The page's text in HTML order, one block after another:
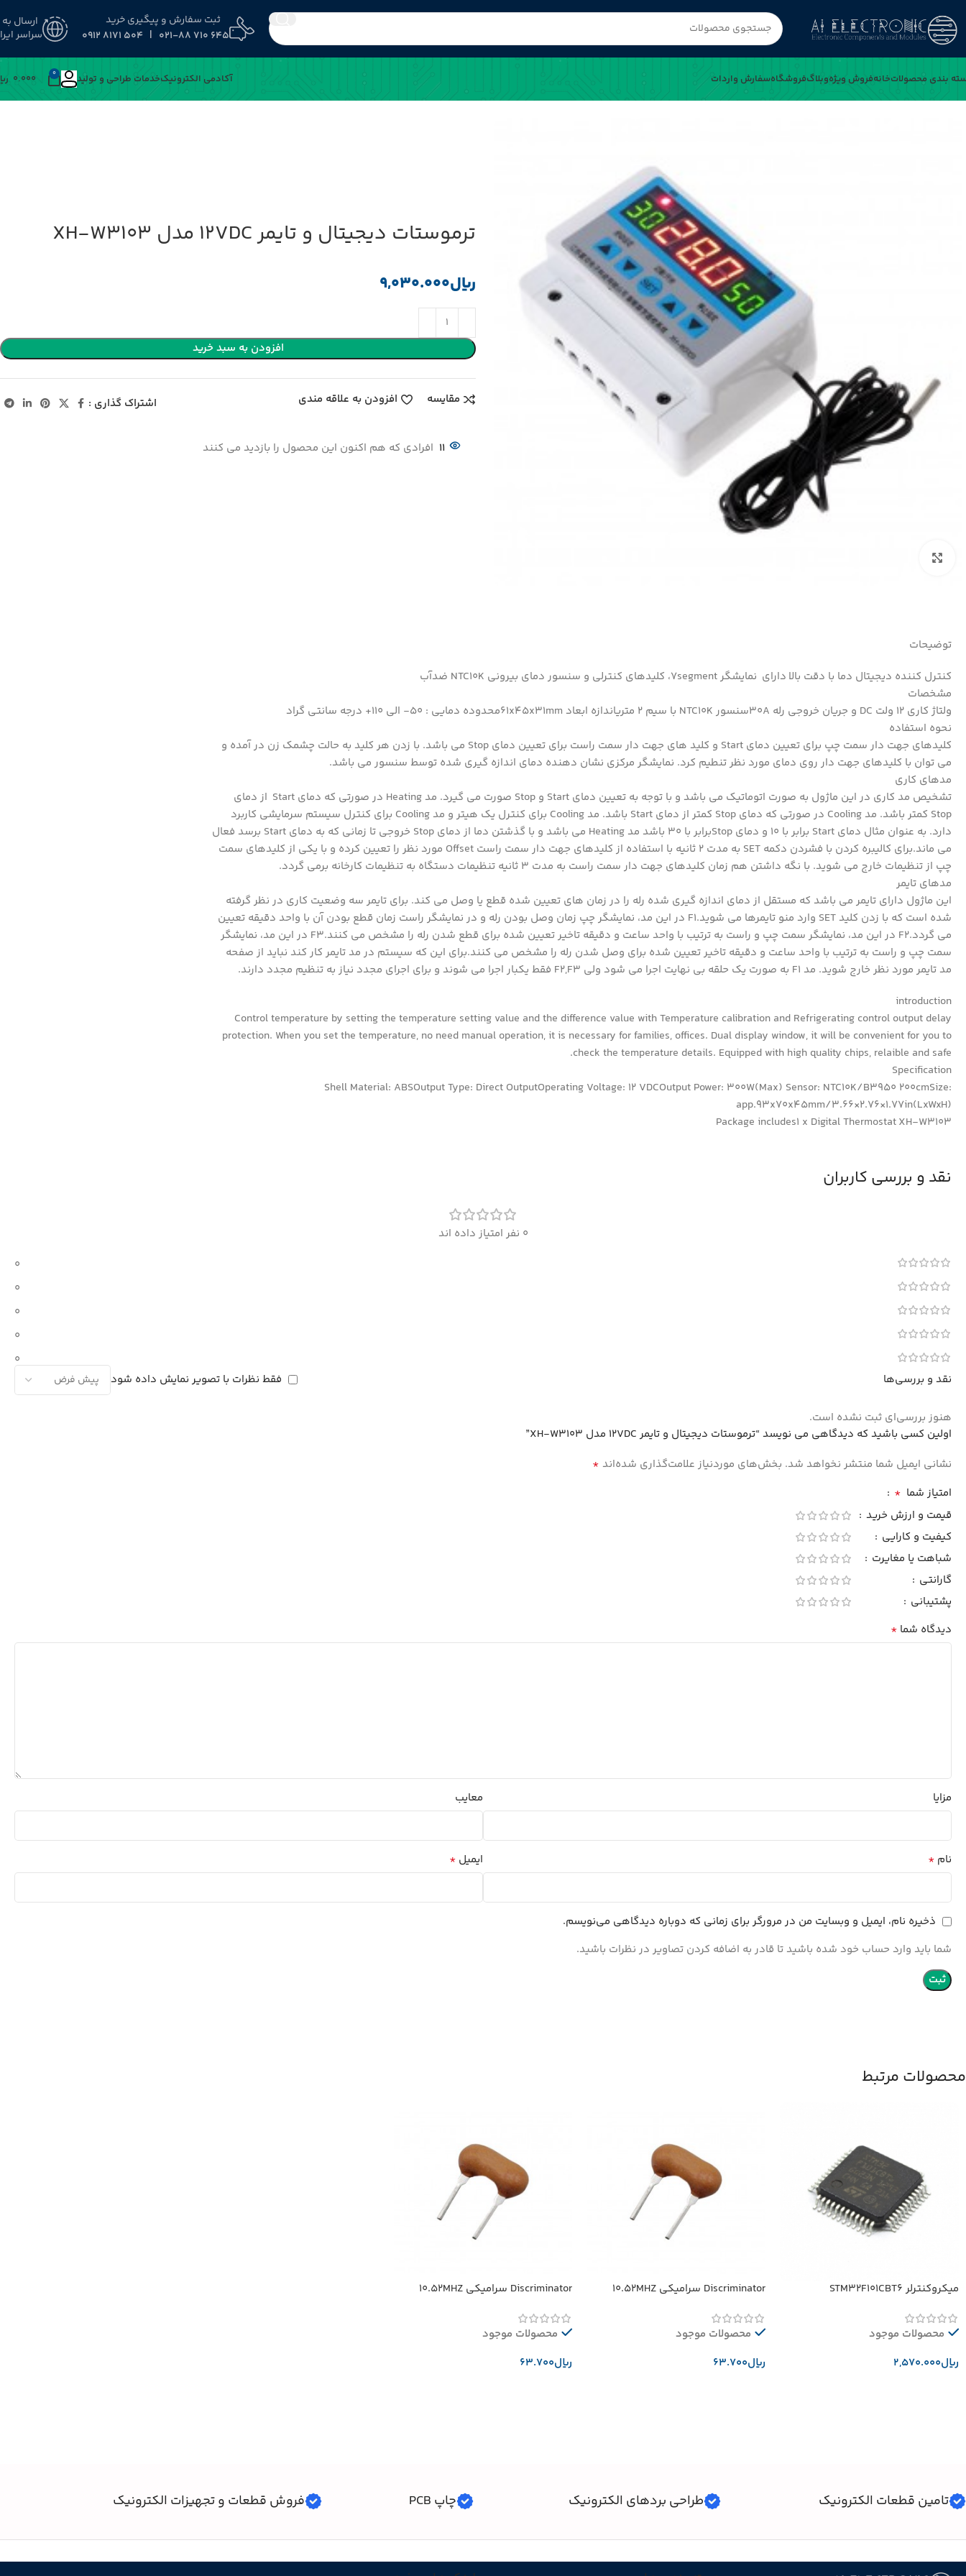
ثبت سفارش و پیگیری خرید
645 710 021-88 | 504 8171 0912
ارسال به
سراسر
بندی محصولاتخانهفروش ویژهوبلاگفروشگاهسفارش واردات آکادمی الکترونیکخدمات طراحی و تولید 0
0.000
ترموستات دیجیتال و تایمر 12VDC مدل XH-W3103
﷼
افزودن به سبد خرید
مقایسه افزودن به علاقه مندی اشتراک گذاری :
11 افرادی که هم اکنون این محصول را بازدید می کنند
توضیحات
کنترل کننده دیجیتال دما با دقت بالا دارای نمایشگر 7segment، کلیدهای کنترلی و سنسور دمای بیرونی NTC10K ضدآب
مشخصات
ولتاژ کاری 12 ولت DC و جریان خروجی رله 30Aسنسور NTC10K با سیم 2 متریاندازه ابعاد 61x45x31mmمحدوده دمایی : 50- الی 110+ درجه سانتی گراد
نحوه استفاده
کلیدهای جهت دار سمت چپ برای تعیین دمای Start و کلید های جهت دار سمت راست برای تعیین دمای Stop می باشد. با زدن هر کلید به حالت چشمک زن در آمده و
می توان با کلیدهای جهت دار روی دمای مورد نظر تنطیم کرد. نمایشگر مرکزی نشان دهنده دمای اندازه گیری شده توسط سنسور می باشد.
مدهای کاری
تشخیص مد کاری در این ماژول به صورت اتوماتیک می باشد و با توجه به تعیین دمای Start و Stop صورت می گیرد. مد Heating در صورتی که دمای Start از دمای
Stop کمتر باشد. مد Cooling در صورتی که دمای Stop کمتر از دمای Start باشد. مد Cooling برای کنترل یک هیتر و مد Cooling برای کنترل سیستم سرمایشی کاربرد
دارد. به عنوان مثال دمای Start برابر با 10 و دمای Stopبرابر با 30 باشد مد Heating می باشد و با گذشتن دما از دمای Stop خروجی تا زمانی که به دمای Start برسد فعال
می ماند.برای کالیبره کردن با فشردن دکمه SET به مدت 2 ثانیه با استفاده از کلیدهای جهت دار سمت راست Offset مورد نظر را تعیین کرده و با یکی از کلیدهای سمت
چپ از تنظیمات خارج می شوید. با نگه داشتن هم زمان کلیدهای جهت دار سمت راست به مدت 3 ثانیه تنظیمات دستگاه به تنظیمات کارخانه برمی گردد.
مدهای تایمر
این ماژول دارای تایمر می باشد که مستقل از دمای اندازه گیری شده رله را در زمان های تعیین شده قطع یا وصل می کند. برای تایمر سه وضعیت کاری در نظر گرفته
شده است که با زدن کلید SET وارد منو تایمرها می شوید.F1 در این مد، نمایشگر چپ زمان وصل بودن رله و در نمایشگر راست زمان قطع بودن آن با واحد دقیقه تعیین
می گردد.F2 در این مد، نمایشگر سمت چپ و راست به ترتیب با واحد ساعت و دقیقه تاخیر تعیین شده برای قطع شدن رله را مشخص می کنند.F3 در این مد، نمایشگر
سمت چپ و راست به ترتیب با واحد ساعت و دقیقه تاخیر تعیین شده برای وصل شدن رله را مشخص می کنند.برای این که سیستم در مد تایمر کار کند نباید از صفحه
مد تایمر مورد نظر خارج شوید. مد F1 به صورت یک حلقه بی نهایت اجرا می شود ولی F2,F3 فقط یکبار اجرا می شوند و برای اجرای مجدد نیاز به تنظیم مجدد دارند.
introduction
Control temperature by setting the temperature setting value and the difference value with Temperature calibration and Refrigerating control output delay
protection. When you set the temperature, no need manual operation, it is necessary for families, offices. Dual display window, it will be convenient for you to
check the temperature details. Equipped with high quality chips, relaible and safe.
Specification
Shell Material: ABSOutput Type: Direct OutputOperating Voltage: 12 VDCOutput Power: 300W(Max) Sensor: NTC10K/B3950 200cmSize:
app.93x70x45mm/3.66×2.76×1.77in(LxWxH)
Package includes1 x Digital Thermostat XH-W3103
نقد و بررسی کاربران
0 نفر امتیاز داده اند
0
0
0
0
0
نقد و بررسی‌ها
فقط نظرات با تصویر نمایش داده شود
هنوز بررسی‌ای ثبت نشده است.
اولین کسی باشید که دیدگاهی می نویسد “ترموستات دیجیتال و تایمر 12VDC مدل XH-W3103”
نشانی ایمیل شما منتشر نخواهد شد. بخش‌های موردنیاز علامت‌گذاری شده‌اند *
امتیاز شما *
قیمت و ارزش خرید
کیفیت و کارایی
شباهت یا مغایرت
گارانتی
پشتیبانی
دیدگاه شما *
مزایا معایب
نام * ایمیل *
ذخیره نام، ایمیل و وبسایت من در مرورگر برای زمانی که دوباره دیدگاهی می‌نویسم.
شما باید وارد حساب خود شده باشید تا قادر به اضافه کردن تصاویر در نظرات باشید.
محصولات مرتبط
میکروکنترلر STM32F101CBT6
محصولات موجود
﷼
Discriminator سرامیکی 10.52MHZ
محصولات موجود
﷼
Discriminator سرامیکی 10.52MHZ
محصولات موجود
﷼
تامین قطعات الکترونیک طراحی بردهای الکترونیک چاپ PCB فروش قطعات و تجهیزات الکترونیک